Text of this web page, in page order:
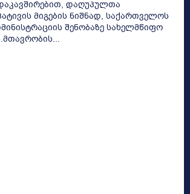
დაღუპულთა
მიგების ნიშნად, საქართველოს
შენობაზე სახელმწიფო